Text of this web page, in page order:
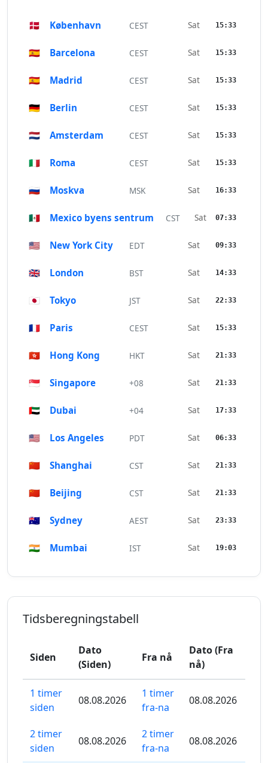
🇩🇰 København CEST Sat 15:33
🇪🇸 Barcelona CEST Sat 15:33
🇪🇸 Madrid CEST Sat 15:33
🇩🇪 Berlin CEST Sat 15:33
🇳🇱 Amsterdam CEST Sat 15:33
🇮🇹 Roma CEST Sat 15:33
🇷🇺 Moskva MSK Sat 16:33
🇲🇽 Mexico byens sentrum CST Sat 07:33
🇺🇸 New York City EDT Sat 09:33
🇬🇧 London BST Sat 14:33
🇯🇵 Tokyo JST Sat 22:33
🇫🇷 Paris CEST Sat 15:33
🇭🇰 Hong Kong HKT Sat 21:33
🇸🇬 Singapore +08 Sat 21:33
🇦🇪 Dubai +04 Sat 17:33
🇺🇸 Los Angeles PDT Sat 06:33
🇨🇳 Shanghai CST Sat 21:33
🇨🇳 Beijing CST Sat 21:33
🇦🇺 Sydney AEST Sat 23:33
🇮🇳 Mumbai IST Sat 19:03
Tidsberegningstabell
Siden
Dato
(Siden)
Fra nå
Dato (Fra
nå)
1 timer
siden
08.08.2026
1 timer
fra-na
08.08.2026
2 timer
siden
08.08.2026
2 timer
fra-na
08.08.2026